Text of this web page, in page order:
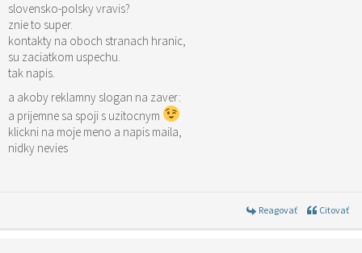
slovensko-polsky vravis?
znie to super.
kontakty na oboch stranach hranic,
su zaciatkom uspechu.
tak napis.
a akoby reklamny slogan na zaver:
a prijemne sa spoji s uzitocnym
klickni na moje meno a napis maila,
nidky nevies
Reagovať Citovať